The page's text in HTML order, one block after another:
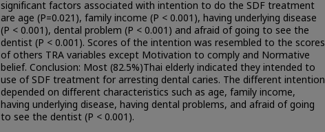
significant factors associated with intention to do the SDF treatment
are age (P=0.021), family income (P < 0.001), having underlying disease
(P < 0.001), dental problem (P < 0.001) and afraid of going to see the
dentist (P < 0.001). Scores of the intention was resembled to the scores
of others TRA variables except Motivation to comply and Normative
belief. Conclusion: Most (82.5%)Thai elderly indicated they intended to
use of SDF treatment for arresting dental caries. The different intention
depended on different characteristics such as age, family income,
having underlying disease, having dental problems, and afraid of going
to see the dentist (P < 0.001).